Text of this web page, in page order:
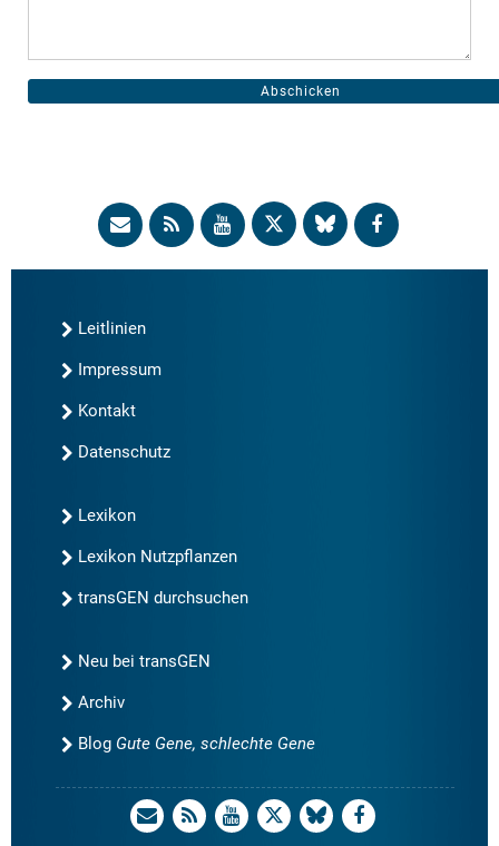
Leitlinien
Impressum
Kontakt
Datenschutz
Lexikon
Lexikon Nutzpflanzen
transGEN durchsuchen
Neu bei transGEN
Archiv
Blog Gute Gene, schlechte Gene